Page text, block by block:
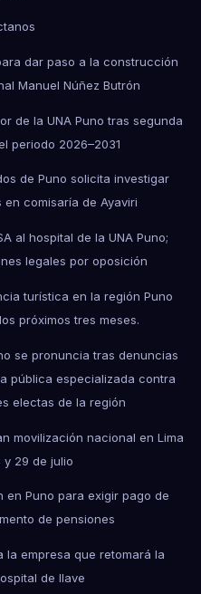
dar paso a la construcción
Manuel Núñez Butrón
de la UNA Puno tras segunda
periodo 2026–2031
de Puno solicita investigar
en comisaría de Ayaviri
al hospital de la UNA Puno;
legales por oposición
turística en la región Puno
próximos tres meses.
se pronuncia tras denuncias
pública especializada contra
electas de la región
movilización nacional en Lima
y 29 de julio
Puno para exigir pago de
de pensiones
la empresa que retomará la
de Ilave